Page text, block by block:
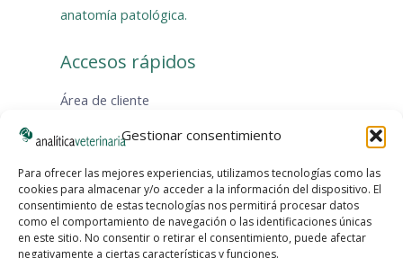
Gestionar consentimiento
Para ofrecer las mejores experiencias, utilizamos tecnologías como las
cookies para almacenar y/o acceder a la información del dispositivo. El
consentimiento de estas tecnologías nos permitirá procesar datos
como el comportamiento de navegación o las identificaciones únicas
en este sitio. No consentir o retirar el consentimiento, puede afectar
negativamente a ciertas características y funciones.
anatomía patológica.
Accesos rápidos
Área de cliente
Protocolos de muestreo
KITS de muestreo
Envío de muestras
Hojas de solicitud
Instagram
Facebook
LinkedIn
X YouTube
WhatsApp